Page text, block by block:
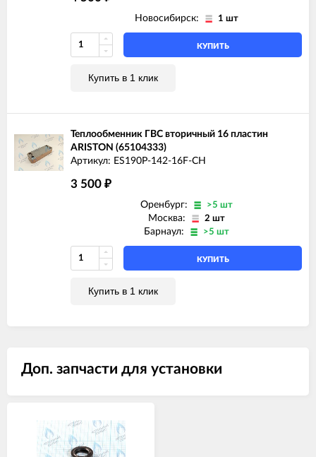
Новосибирск: 1 шт
КУПИТЬ
Купить в 1 клик
Теплообменник ГВС вторичный 16 пластин
ARISTON (65104333)
Артикул: ES190P-142-16F-CH
3 500 ₽
Оренбург: >5 шт
Москва: 2 шт
Барнаул: >5 шт
КУПИТЬ
Купить в 1 клик
Доп. запчасти для установки